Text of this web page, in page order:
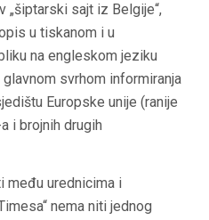
„šiptarski sajt iz Belgije“,
u tiskanom i u
na engleskom jeziku
svrhom informiranja
Europske unije (ranije
i brojnih drugih
među urednicima i
nema niti jednog